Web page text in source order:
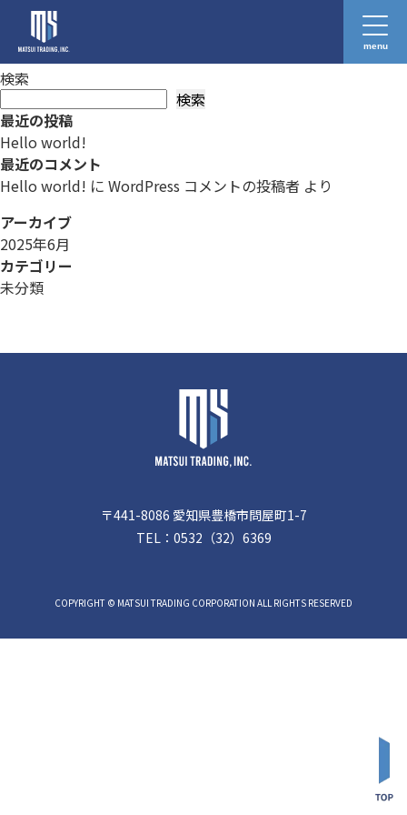
menu
Hello world!
WordPress へようこそ。こちらは最初の投稿です。編集または削除し、コンテンツ
作成を始めてください。
検索
検索
最近の投稿
Hello world!
最近のコメント
Hello world! に WordPress コメントの投稿者 より
アーカイブ
2025年6月
カテゴリー
未分類
〒441-8086 愛知県豊橋市問屋町1-7
TEL： 0532（32）6369
COPYRIGHT © MATSUI TRADING CORPORATION ALL RIGHTS RESERVED